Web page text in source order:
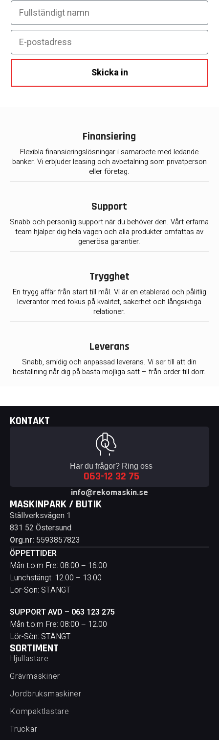
Fullständigt namn
E-postadress
Skicka in
Finansiering
Flexibla finansieringslösningar i samarbete med ledande
banker. Vi erbjuder leasing och avbetalning som privatperson
eller företag.
Support
Snabb och personlig support när du behöver den. Vårt erfarna
team hjälper dig hela vägen och alla produkter omfattas av
generösa garantier.
Trygghet
En trygg affär från start till mål. Vi är en etablerad och pålitlig
leverantör med fokus på kvalitet, säkerhet och långsiktiga
relationer.
Leverans
Snabb, smidig och anpassad leverans. Vi ser till att din
beställning når dig på bästa möjliga sätt – från order till dörr.
KONTAKT
Har du frågor? Ring oss
063-12 32 75
info@rekomaskin.se
MASKINPARK / BUTIK
Ställverksvägen 1
831 52 Östersund
Org.nr: 5593857823
ÖPPETTIDER
Mån t.o.m Fre: 08:00 – 16:00
Lunchstängt: 12.00 – 13.00
Lör-Sön: STÄNGT
SUPPORT AVD – 063 123 275
Mån t.o.m Fre: 08:00 – 12.00
Lör-Sön: STÄNGT
SORTIMENT
Hjullastare
Grävmaskiner
Jordbruksmaskiner
Kompaktlastare
Truckar